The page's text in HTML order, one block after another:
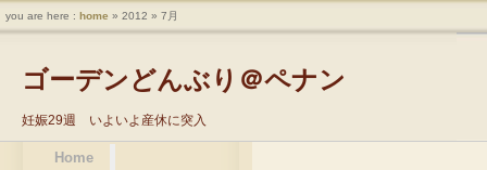
ゴーデンどんぶり＠ペナン
妊娠29週 いよいよ産休に突入
Home
you are here : home » 2012 » 7月